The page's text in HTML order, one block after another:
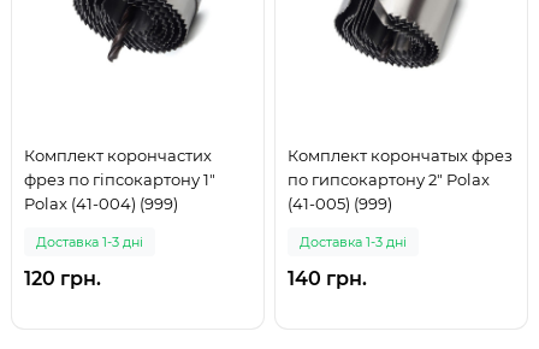
Комплект корончастих
фрез по гіпсокартону 1"
Polax (41-004) (999)
Доставка 1-3 дні
120 грн.
Комплект корончатых фрез
по гипсокартону 2" Polax
(41-005) (999)
Доставка 1-3 дні
140 грн.